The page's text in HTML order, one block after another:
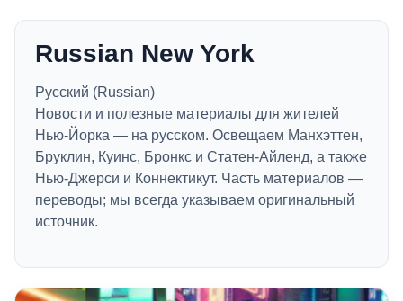
Russian New York
Русский (Russian)
Новости и полезные материалы для жителей
Нью-Йорка — на русском. Освещаем Манхэттен,
Бруклин, Куинс, Бронкс и Статен-Айленд, а также
Нью-Джерси и Коннектикут. Часть материалов —
переводы; мы всегда указываем оригинальный
источник.